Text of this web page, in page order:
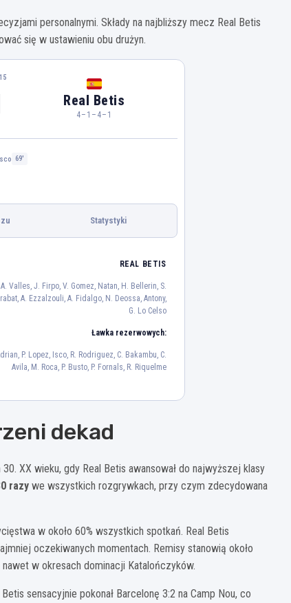
personalnymi. Składy na najbliższy mecz Real Betis
się w ustawieniu obu drużyn.
Real Betis
4–1–4–1
69'
Statystyki
J. Kounde
23
Gavi
6
4 2
REAL BETIS
A. Valles, J. Firpo, V. Gomez, Natan, H. Bellerin, S.
A. Ezzalzouli, A. Fidalgo, N. Deossa, Antony,
G. Lo Celso
Ławka rezerwowych:
P. Lopez, Isco, R. Rodriguez, C. Bakambu, C.
Avila, M. Roca, P. Busto, P. Fornals, R. Riquelme
dekad
XX wieku, gdy Real Betis awansował do najwyższej klasy
razy we wszystkich rozgrywkach, przy czym zdecydowana
w około 60% wszystkich spotkań. Real Betis
oczekiwanych momentach. Remisy stanowią około
w okresach dominacji Katalończyków.
sensacyjnie pokonał Barcelonę 3:2 na Camp Nou, co